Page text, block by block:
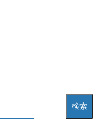
検索